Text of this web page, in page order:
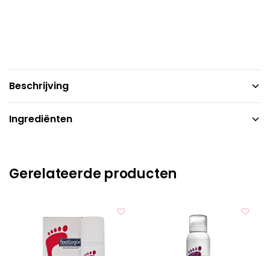
Beschrijving
Ingrediënten
Gerelateerde producten